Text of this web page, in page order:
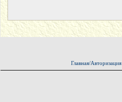
Главная/Авторизация|